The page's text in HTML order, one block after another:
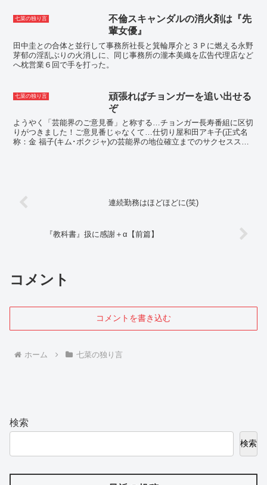
ことが多く、総合診療医や...
七菜の独り言
不倫スキャンダルの消火剤は『先
輩女優』
田中圭との合体と並行して事務所社長と箕輪厚介と３Ｐに燃える永野
芽郁の淫乱ぶりの火消しに、同じ事務所の瀧本美織を広告代理店など
へ枕営業６回で手を打った。
七菜の独り言
頑張ればチョンガーを追い出せる
ぞ
ようやく「芸能界のご意見番」と称する…チョンガー長寿番組に区切
りがつきました！ご意見番じゃなくて…仕切り屋和田アキ子(正式名
称：金 福子(キム･ボクジャ)の芸能界の地位確立までのサクセススト
連続勤務はほどほどに(笑)
『教科書』扱に感謝＋α【前篇】
コメント
コメントを書き込む
ホーム 七菜の独り言
検索
検索